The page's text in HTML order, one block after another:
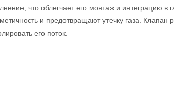
что облегчает его монтаж и интеграцию в
и предотвращают утечку газа. Клапан
его поток.